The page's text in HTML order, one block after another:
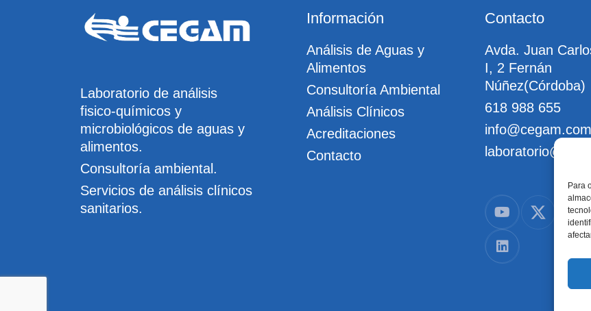
Para
Laboratorio de análisis
fisico-químicos y
microbiológicos de aguas y
alimentos.
Consultoría ambiental.
Servicios de análisis clínicos
sanitarios.
Información
Análisis de Aguas y
Alimentos
Consultoría Ambiental
Análisis Clínicos
Acreditaciones
Contacto
Contacto
Avda. Juan
I, 2 Fernán
Núñez(Córdoba)
618 988 655
info@cegam.com